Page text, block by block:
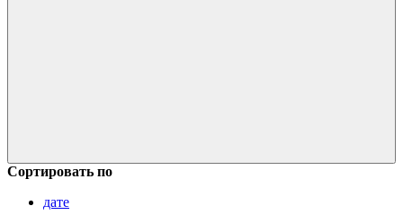
Сортировать по
дате